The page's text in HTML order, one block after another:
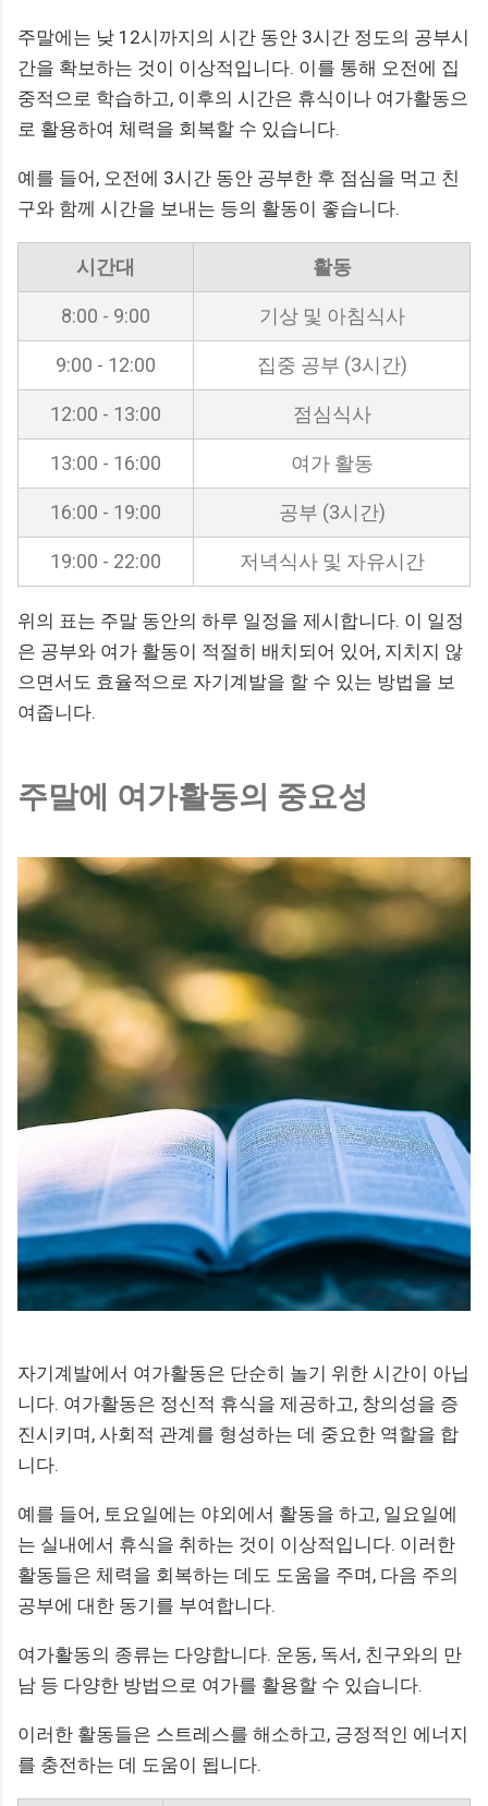
주말에는 낮 12시까지의 시간 동안 3시간 정도의 공부시
간을 확보하는 것이 이상적입니다. 이를 통해 오전에 집
중적으로 학습하고, 이후의 시간은 휴식이나 여가활동으
로 활용하여 체력을 회복할 수 있습니다.
예를 들어, 오전에 3시간 동안 공부한 후 점심을 먹고 친
구와 함께 시간을 보내는 등의 활동이 좋습니다.
시간대 활동
8:00 - 9:00 기상 및 아침식사
9:00 - 12:00 집중 공부 (3시간)
12:00 - 13:00 점심식사
13:00 - 16:00 여가 활동
16:00 - 19:00 공부 (3시간)
19:00 - 22:00 저녁식사 및 자유시간
위의 표는 주말 동안의 하루 일정을 제시합니다. 이 일정
은 공부와 여가 활동이 적절히 배치되어 있어, 지치지 않
으면서도 효율적으로 자기계발을 할 수 있는 방법을 보
여줍니다.
주말에 여가활동의 중요성
자기계발에서 여가활동은 단순히 놀기 위한 시간이 아닙
니다. 여가활동은 정신적 휴식을 제공하고, 창의성을 증
진시키며, 사회적 관계를 형성하는 데 중요한 역할을 합
니다.
예를 들어, 토요일에는 야외에서 활동을 하고, 일요일에
는 실내에서 휴식을 취하는 것이 이상적입니다. 이러한
활동들은 체력을 회복하는 데도 도움을 주며, 다음 주의
공부에 대한 동기를 부여합니다.
여가활동의 종류는 다양합니다. 운동, 독서, 친구와의 만
남 등 다양한 방법으로 여가를 활용할 수 있습니다.
이러한 활동들은 스트레스를 해소하고, 긍정적인 에너지
를 충전하는 데 도움이 됩니다.